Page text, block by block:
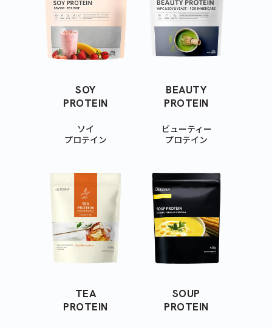
SOY
PROTEIN
ソイ
プロテイン
BEAUTY
PROTEIN
ビューティー
プロテイン
TEA
PROTEIN
SOUP
PROTEIN